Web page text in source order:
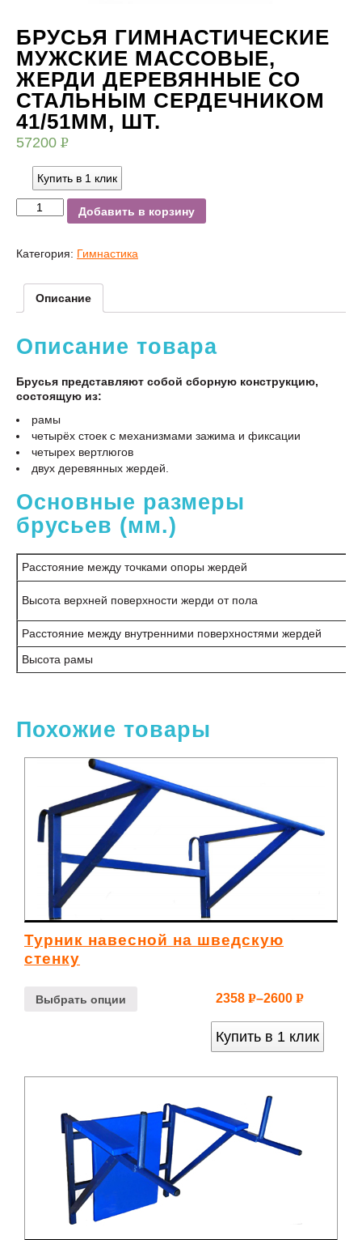
БРУСЬЯ ГИМНАСТИЧЕСКИЕ
МУЖСКИЕ МАССОВЫЕ,
ЖЕРДИ ДЕРЕВЯННЫЕ СО
СТАЛЬНЫМ СЕРДЕЧНИКОМ
41/51ММ, ШТ.
57200 Р
Купить в 1 клик
Добавить в корзину
Категория: Гимнастика
Описание
Описание товара
Брусья представляют собой сборную конструкцию,
состоящую из:
рамы
четырёх стоек с механизмами зажима и фиксации
четырех вертлюгов
двух деревянных жердей.
Основные размеры
брусьев (мм.)
Расстояние между точками опоры жердей
Высота верхней поверхности жерди от пола
Расстояние между внутренними поверхностями жердей
Высота рамы
Похожие товары
Турник навесной на шведскую
стенку
Выбрать опции 2358 Р–2600 Р
Купить в 1 клик